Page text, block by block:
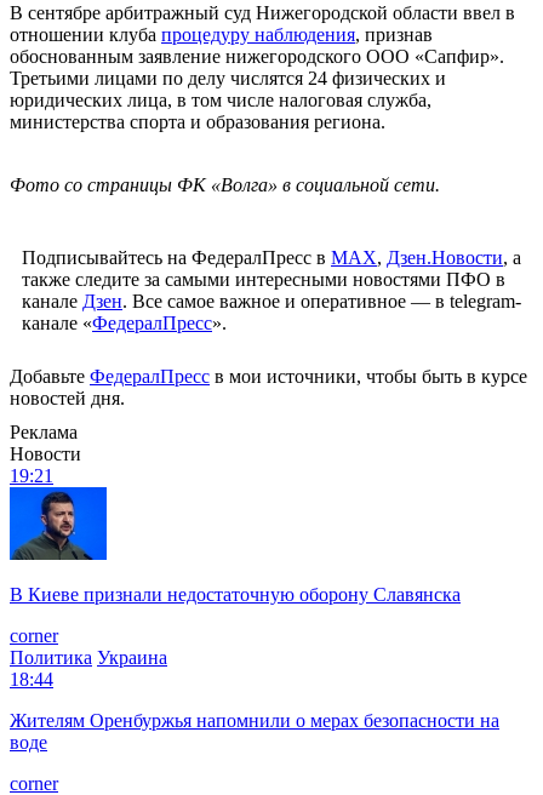
В сентябре арбитражный суд Нижегородской области ввел в
отношении клуба процедуру наблюдения, признав
обоснованным заявление нижегородского ООО «Сапфир».
Третьими лицами по делу числятся 24 физических и
юридических лица, в том числе налоговая служба,
министерства спорта и образования региона.
Фото со страницы ФК «Волга» в социальной сети.
Подписывайтесь на ФедералПресс в МАХ, Дзен.Новости, а
также следите за самыми интересными новостями ПФО в
канале Дзен. Все самое важное и оперативное — в telegram-
канале «ФедералПресс».
Добавьте ФедералПресс в мои источники, чтобы быть в курсе
новостей дня.
Реклама
Новости
19:21
В Киеве признали недостаточную оборону Славянска
corner
Политика Украина
18:44
Жителям Оренбуржья напомнили о мерах безопасности на
воде
corner